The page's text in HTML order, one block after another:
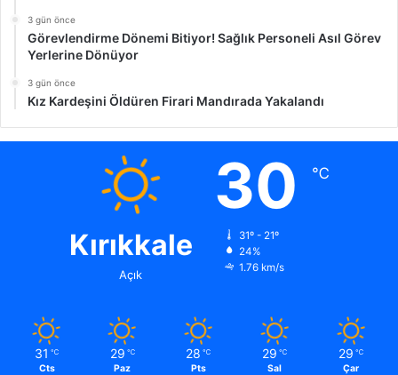
3 gün önce
Görevlendirme Dönemi Bitiyor! Sağlık Personeli Asıl Görev
Yerlerine Dönüyor
3 gün önce
Kız Kardeşini Öldüren Firari Mandırada Yakalandı
Kırıkkale
Açık
30 ℃
31º - 21º
24%
1.76 km/s
31 ℃
Cts
29 ℃
Paz
28 ℃
Pts
29 ℃
Sal
29 ℃
Çar